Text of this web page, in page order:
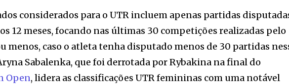
considerados para o UTR incluem apenas partidas
12 meses, focando nas últimas 30 competições realizadas pelo
menos, caso o atleta tenha disputado menos de 30 partidas
Sabalenka, que foi derrotada por Rybakina na final do
Open, lidera as classificações UTR femininas com uma notável